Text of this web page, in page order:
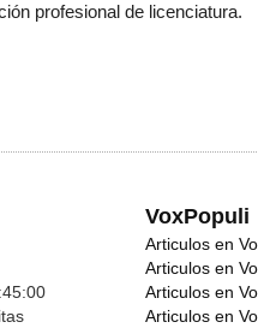
profesional de licenciatura.
VoxPopuli
Articulos en
Articulos en
Articulos en
Articulos en